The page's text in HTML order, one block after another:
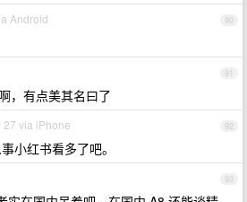
90
Android
91
，有点美其名曰了
92
27 via iPhone
小红书看多了吧。
93